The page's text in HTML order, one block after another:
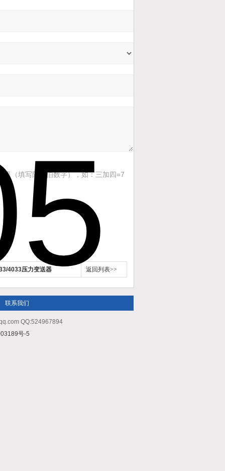
果（填写阿拉伯数字），如：三加四=7
4033压力变送器 返回列表>>
联系我们
QQ:524967894
号-5